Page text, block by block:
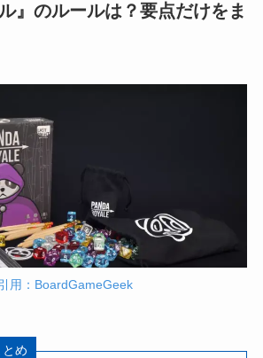
』のルールは？要点だけをま
用：BoardGameGeek
め